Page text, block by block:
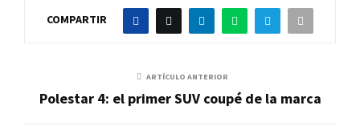
COMPARTIR
ARTÍCULO ANTERIOR
Polestar 4: el primer SUV coupé de la marca